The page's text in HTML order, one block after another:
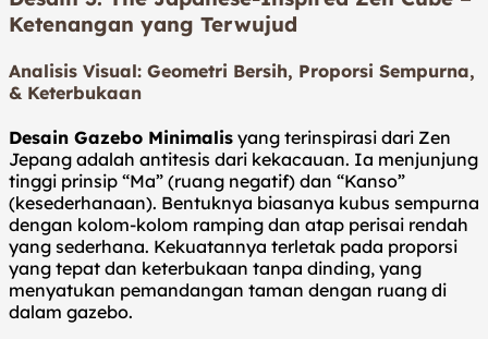
Ketenangan yang Terwujud
Analisis Visual: Geometri Bersih, Proporsi Sempurna,
& Keterbukaan
Desain Gazebo Minimalis yang terinspirasi dari Zen
Jepang adalah antitesis dari kekacauan. Ia menjunjung
tinggi prinsip “Ma” (ruang negatif) dan “Kanso”
(kesederhanaan). Bentuknya biasanya kubus sempurna
dengan kolom-kolom ramping dan atap perisai rendah
yang sederhana. Kekuatannya terletak pada proporsi
yang tepat dan keterbukaan tanpa dinding, yang
menyatukan pemandangan taman dengan ruang di
dalam gazebo.